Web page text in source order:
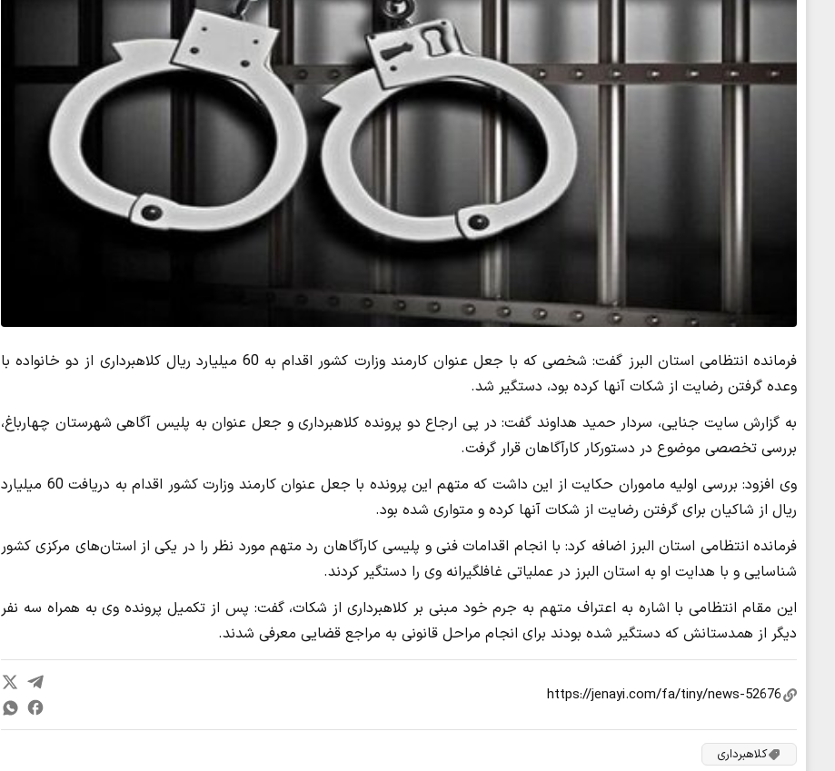
فرمانده انتظامی استان البرز گفت: شخصی که با جعل عنوان کارمند وزارت کشور اقدام به 60 میلیارد ریال کلاهبرداری از دو خانواده با
وعده گرفتن رضایت از شکات آنها کرده بود، دستگیر شد.
به گزارش سایت جنایی، سردار حمید هداوند گفت: در پی ارجاع دو پرونده کلاهبرداری و جعل عنوان به پلیس آگاهی شهرستان چهارباغ،
بررسی تخصصی موضوع در دستورکار کارآگاهان قرار گرفت.
وی افزود: بررسی اولیه ماموران حکایت از این داشت که متهم این پرونده با جعل عنوان کارمند وزارت کشور اقدام به دریافت 60 میلیارد
ریال از شاکیان برای گرفتن رضایت از شکات آنها کرده و متواری شده بود.
فرمانده انتظامی استان البرز اضافه کرد: با انجام اقدامات فنی و پلیسی کارآگاهان رد متهم مورد نظر را در یکی از استان‌های مرکزی کشور
شناسایی و با هدایت او به استان البرز در عملیاتی غافلگیرانه وی را دستگیر کردند.
این مقام انتظامی با اشاره به اعتراف متهم به جرم خود مبنی بر کلاهبرداری از شکات، گفت: پس از تکمیل پرونده وی به همراه سه نفر
دیگر از همدستانش که دستگیر شده بودند برای انجام مراحل قانونی به مراجع قضایی معرفی شدند.
کلاهبرداری